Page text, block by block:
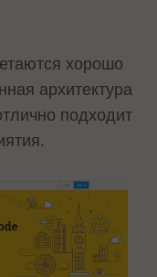
хорошо
архитектура
подходит